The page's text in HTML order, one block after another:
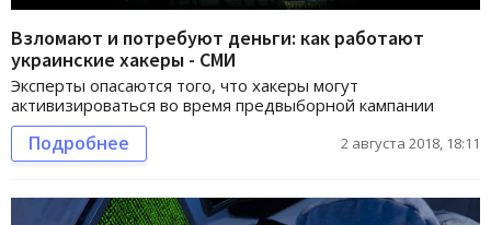
Взломают и потребуют деньги: как работают
украинские хакеры - СМИ
Эксперты опасаются того, что хакеры могут
активизироваться во время предвыборной кампании
Подробнее 2 августа 2018, 18:11